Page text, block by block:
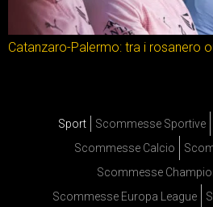
Catanzaro-Palermo: tra i rosanero
Sport Scommesse Sportive
Scommesse Calcio
Scommesse
Scommesse Europa League